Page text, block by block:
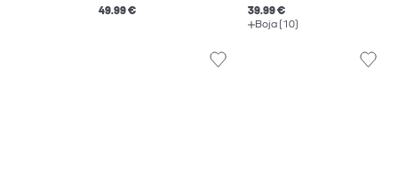
49.99 €
39.99 €
Boja (10)